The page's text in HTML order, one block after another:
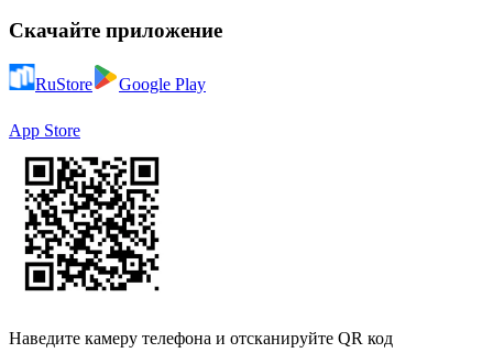
Скачайте приложение
RuStore Google Play
App Store
Наведите камеру телефона и отсканируйте QR код